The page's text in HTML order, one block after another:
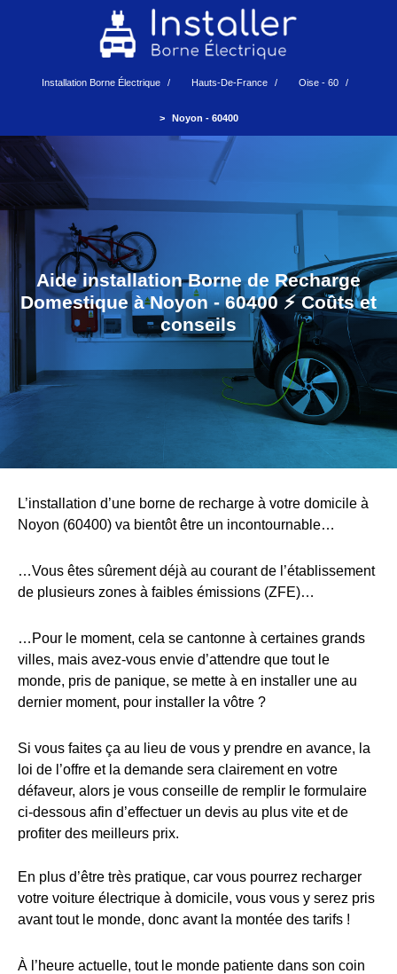
Installation Borne Électrique Hauts-De-France Oise - 60
Noyon - 60400
Aide installation Borne de Recharge
Domestique à Noyon - 60400 ⚡️ Coûts et
conseils
L’installation d’une borne de recharge à votre domicile à
Noyon (60400) va bientôt être un incontournable…
…Vous êtes sûrement déjà au courant de l’établissement
de plusieurs zones à faibles émissions (ZFE)…
…Pour le moment, cela se cantonne à certaines grands
villes, mais avez-vous envie d’attendre que tout le
monde, pris de panique, se mette à en installer une au
dernier moment, pour installer la vôtre ?
Si vous faites ça au lieu de vous y prendre en avance, la
loi de l’offre et la demande sera clairement en votre
défaveur, alors je vous conseille de remplir le formulaire
ci-dessous afin d’effectuer un devis au plus vite et de
profiter des meilleurs prix.
En plus d’être très pratique, car vous pourrez recharger
votre voiture électrique à domicile, vous vous y serez pris
avant tout le monde, donc avant la montée des tarifs !
À l’heure actuelle, tout le monde patiente dans son coin